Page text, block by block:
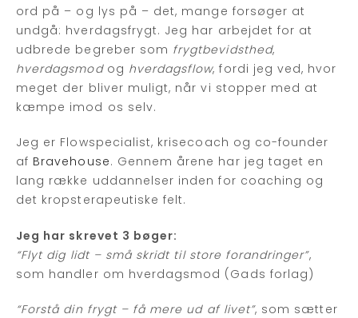
ord på – og lys på – det, mange forsøger at
undgå: hverdagsfrygt. Jeg har arbejdet for at
udbrede begreber som frygtbevidsthed,
hverdagsmodog hverdagsflow, fordi jeg ved, hvor
meget der bliver muligt, når vi stopper med at
kæmpe imod os selv.
Jeg er Flowspecialist, krisecoach og co-founder
af Bravehouse. Gennem årene har jeg taget en
lang række uddannelser inden for coaching og
det kropsterapeutiske felt.
Jeg har skrevet 3 bøger:
“Flyt dig lidt – små skridt til store forandringer”,
som handler om hverdagsmod (Gads forlag)
“Forstå din frygt – få mere ud af livet”, som sætter